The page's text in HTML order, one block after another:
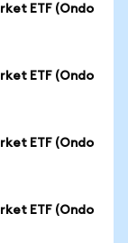
ETF (Ondo
ETF (Ondo
ETF (Ondo
ETF (Ondo